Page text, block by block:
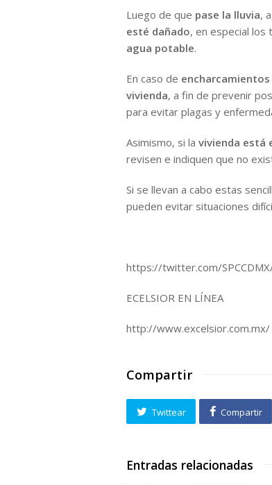
Luego de que pase la lluvia,
esté dañado, en especial los
agua potable.
En caso de
vivienda, a fin de prevenir
para evitar plagas y
Asimismo, si la vivienda está
revisen e indiquen que no
Si se llevan a cabo estas
pueden evitar situaciones
https://twitter.com/
ECELSIOR EN LÍNEA
http://www.excelsior.com.mx/
Compartir
Twittear Compartir
Entradas relacionadas